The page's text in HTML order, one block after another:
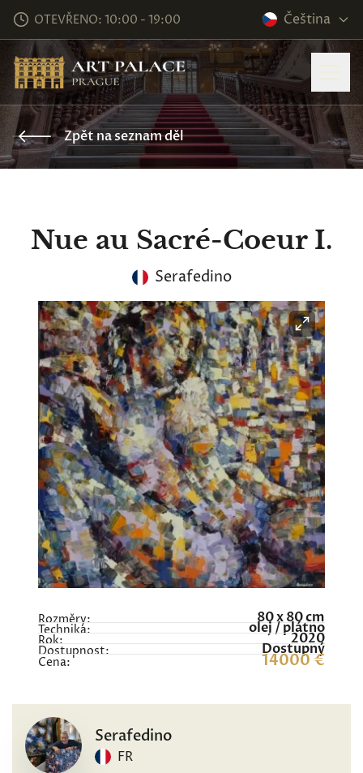
OTEVŘENO: 10:00 - 19:00 Čeština
Zpět na seznam děl
Nue au Sacré-Coeur I.
Serafedino
Rozměry: 80 x 80 cm
Technika: olej / plátno
Rok: 2020
Dostupnost: Dostupný
Cena: 14000 €
Serafedino
FR